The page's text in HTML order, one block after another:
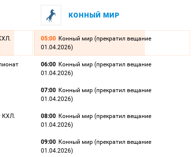
КХЛ.
КОННЫЙ МИР
05:00 Конный мир (прекратил вещание
01.04.2026)
06:00 Конный мир (прекратил вещание
01.04.2026)
07:00 Конный мир (прекратил вещание
01.04.2026)
08:00 Конный мир (прекратил вещание
01.04.2026)
09:00 Конный мир (прекратил вещание
01.04.2026)